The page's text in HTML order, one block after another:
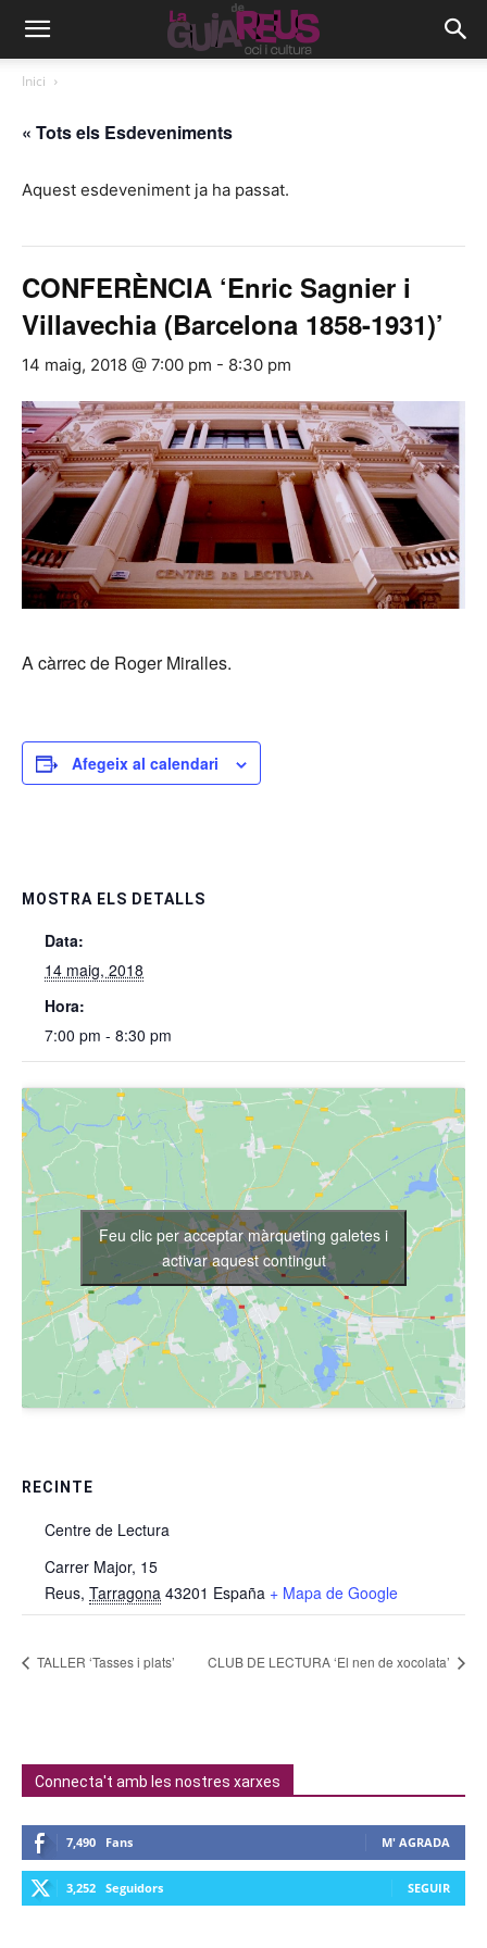
Inici
« Tots els Esdeveniments
Aquest esdeveniment ja ha passat.
CONFERÈNCIA ‘Enric Sagnier i
Villavechia (Barcelona 1858-1931)’
14 maig, 2018 @ 7:00 pm - 8:30 pm
A càrrec de Roger Miralles.
Afegeix al calendari
MOSTRA ELS DETALLS
Data:
14 maig, 2018
Hora:
7:00 pm - 8:30 pm
RECINTE
Centre de Lectura
Carrer Major, 15
Reus, Tarragona 43201 España + Mapa de Google
Feu clic per acceptar màrqueting galetes i
activar aquest contingut
TALLER ‘Tasses i plats’ CLUB DE LECTURA ‘El nen de xocolata’
Connecta't amb les nostres xarxes
7,490 Fans M' AGRADA
3,252 Seguidors SEGUIR